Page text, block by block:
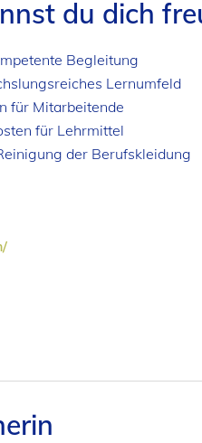
du dich
Begleitung
Lernumfeld
für Mitarbeitende
für Lehrmittel
der Berufskleidung